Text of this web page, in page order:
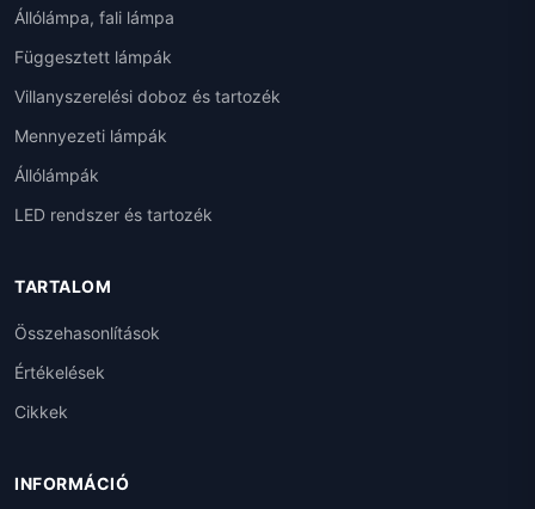
Állólámpa, fali lámpa
Függesztett lámpák
Villanyszerelési doboz és tartozék
Mennyezeti lámpák
Állólámpák
LED rendszer és tartozék
TARTALOM
Összehasonlítások
Értékelések
Cikkek
INFORMÁCIÓ